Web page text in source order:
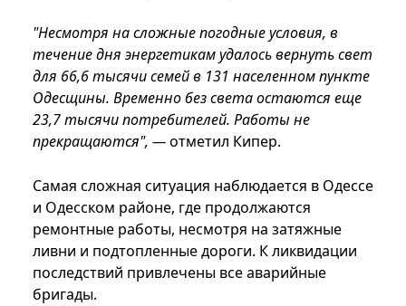
"Несмотря на сложные погодные условия, в
течение дня энергетикам удалось вернуть свет
для 66,6 тысячи семей в 131 населенном пункте
Одесщины. Временно без света остаются еще
23,7 тысячи потребителей. Работы не
прекращаются", —отметил Кипер.
Самая сложная ситуация наблюдается в Одессе
и Одесском районе, где продолжаются
ремонтные работы, несмотря на затяжные
ливни и подтопленные дороги. К ликвидации
последствий привлечены все аварийные
бригады.